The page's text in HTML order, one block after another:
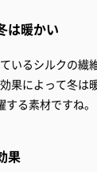
は暖かい
いるシルクの繊
果によって冬は
る素材ですね。
果